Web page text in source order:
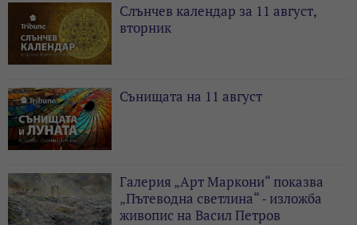
Слънчев календар за 11 август,
вторник
Сънищата на 11 август
Галерия „Арт Маркони“ показва
„Пътеводна светлина“ - изложба
живопис на Васил Петров